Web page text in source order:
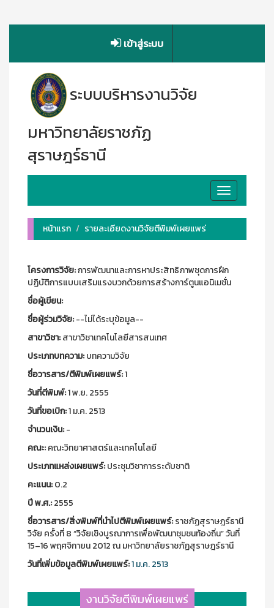
เข้าสู่ระบบ
ระบบบริหารงานวิจัย
มหาวิทยาลัยราชภัฏ
สุราษฎร์ธานี
Toggle
navigation
หน้าแรก
รายละเอียดงานวิจัยตีพิมพ์เผยแพร่
โครงการวิจัย:การพัฒนาและการหาประสิทธิภาพชุดการฝึก
ปฏิบัติการแบบเสริมแรงบวกด้วยการสร้างการ์ตูนแอนิเมชั่น
ชื่อผู้เขียน:
ชื่อผู้ร่วมวิจัย:--ไม่ได้ระบุข้อมูล--
สาขาวิชา:สาขาวิชาเทคโนโลยีสารสนเทศ
ประเภทบทความ:บทความวิจัย
ชื่อวารสาร/ตีพิมพ์เผยแพร์:1
วันที่ตีพิมพ์:1 พ.ย. 2555
วันที่ขอเบิก:1 ม.ค. 2513
จำนวนเงิน:-
คณะ:คณะวิทยาศาสตร์และเทคโนโลยี
ประเภทแหล่งเผยแพร์:ประชุมวิชาการระดับชาติ
คะแนน:0.2
ปี พ.ศ.:2555
ชื่อวารสาร/สิ่งพิมพ์ที่นำไปตีพิมพ์เผยแพร์:ราชภัฏสุราษฎร์ธานี
วิจัย ครั้งที่ 8 “วิจัยเชิงบูรณาการเพื่อพัฒนาชุมชนท้องถิ่น” วันที่
15–16 พฤศจิกายน 2012 ณ มหาวิทยาลัยราชภัฏสุราษฎร์ธานี
วันที่เพิ่มข้อมูลตีพิมพ์เผยแพร์:1 ม.ค. 2513
งานวิจัยตีพิมพ์เผยแพร่